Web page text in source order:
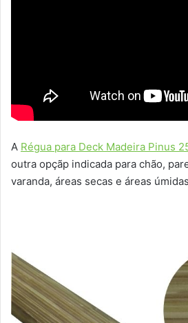
A Régua para Deck Madeira Pinus
outra opçãp indicada para chão,
varanda, áreas secas e áreas